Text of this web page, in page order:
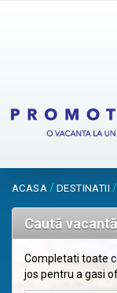
ACASA / DESTINATII /
Caută
Completati toate
jos pentru a gasi